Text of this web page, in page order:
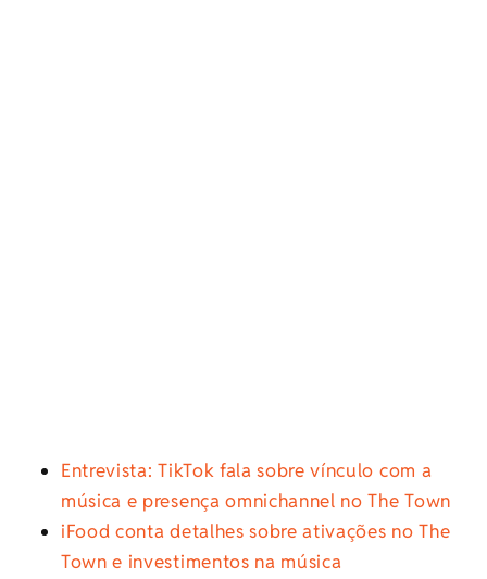
Entrevista: TikTok fala sobre vínculo com a
música e presença omnichannel no The Town
iFood conta detalhes sobre ativações no The
Town e investimentos na música